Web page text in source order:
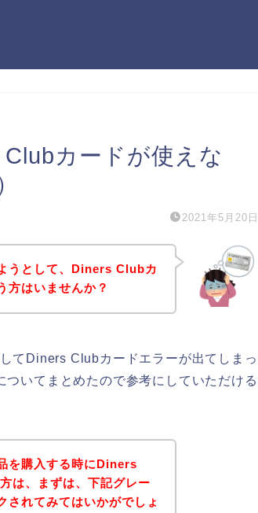
カードが使えな
2021年5月20日
うとして、Diners Clubカ
方はいませんか？
てDiners Clubカードエラーが出てしまっ
いてまとめたので参考にしていただける
を購入する時にDiners
は、まずは、下記グレー
されてみてはいかがでしょ